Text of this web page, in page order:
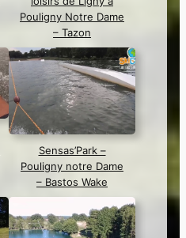
Pouligny Notre Dame
– Tazon
Sensas’Park –
Pouligny notre Dame
– Bastos Wake